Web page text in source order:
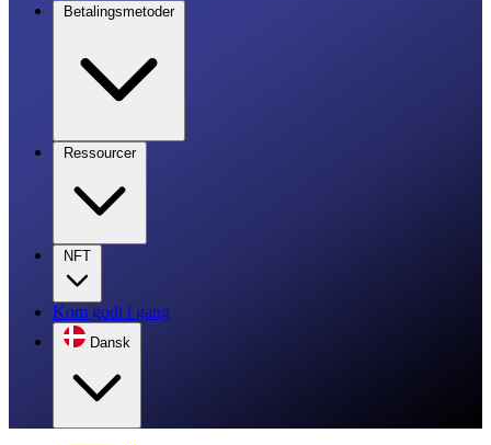
Betalingsmetoder
Ressourcer
NFT
Kom godt i gang
Dansk